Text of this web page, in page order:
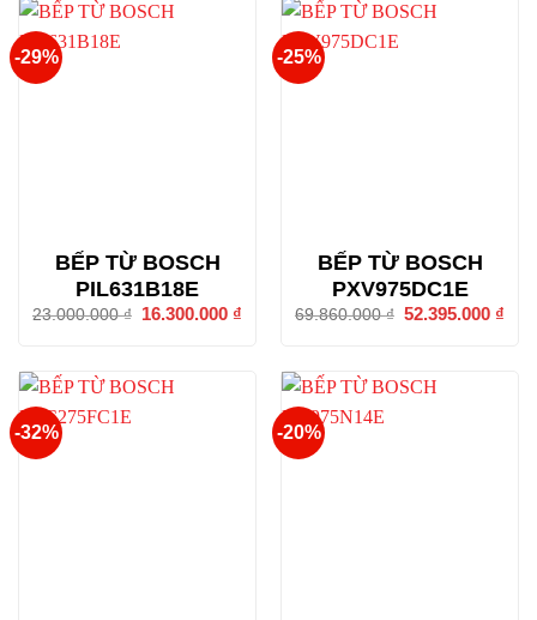
-29%
BẾP TỪ BOSCH
PIL631B18E
23.000.000₫
Giá
16.300.000 ₫
16.300.000 ₫.
-25%
BẾP TỪ BOSCH
PXV975DC1E
69.860.000₫ Giá
52.395.000 ₫
-32% -20%